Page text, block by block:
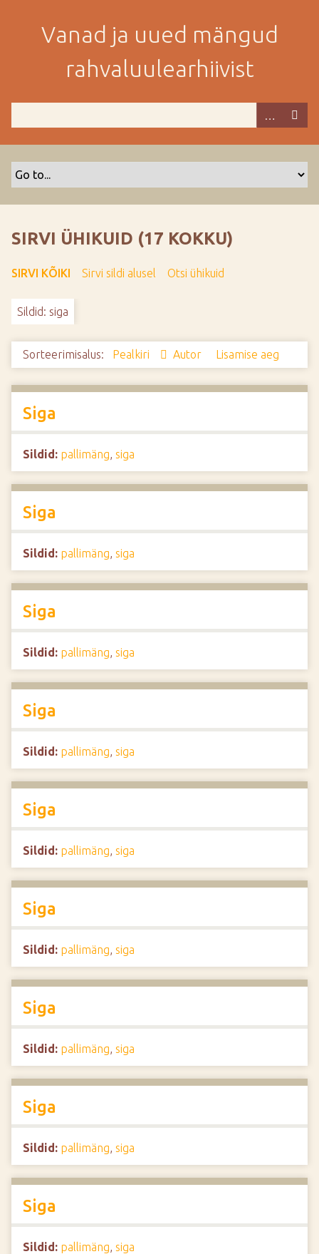
i
Vanad ja uued mängud
rahvaluulearhiivist
SIRVI ÜHIKUID (17 KOKKU)
SIRVI KÕIKI Sirvi sildi alusel Otsi ühikuid
Sildid: siga
Sorteerimisalus: Pealkiri Autor Lisamise aeg
Siga
Sildid: pallimäng, siga
Siga
Sildid: pallimäng, siga
Siga
Sildid: pallimäng, siga
Siga
Sildid: pallimäng, siga
Siga
Sildid: pallimäng, siga
Siga
Sildid: pallimäng, siga
Siga
Sildid: pallimäng, siga
Siga
Sildid: pallimäng, siga
Siga
Sildid: pallimäng, siga